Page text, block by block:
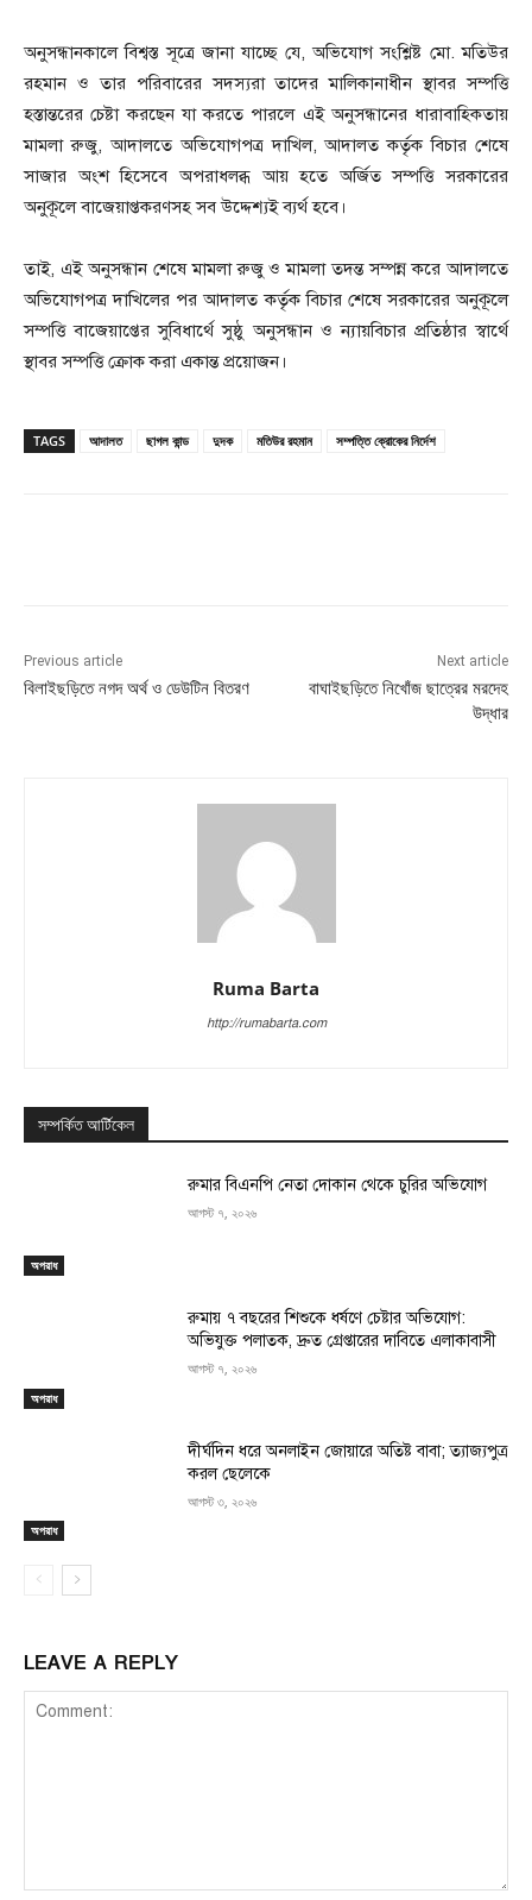
অনুসন্ধানকালে বিশ্বস্ত সূত্রে জানা যাচ্ছে যে, অভিযোগ সংশ্লিষ্ট মো. মতিউর
রহমান ও তার পরিবারের সদস্যরা তাদের মালিকানাধীন স্থাবর সম্পত্তি
হস্তান্তরের চেষ্টা করছেন যা করতে পারলে এই অনুসন্ধানের ধারাবাহিকতায়
মামলা রুজু, আদালতে অভিযোগপত্র দাখিল, আদালত কর্তৃক বিচার শেষে
সাজার অংশ হিসেবে অপরাধলব্ধ আয় হতে অর্জিত সম্পত্তি সরকারের
অনুকূলে বাজেয়াপ্তকরণসহ সব উদ্দেশ্যই ব্যর্থ হবে।
তাই, এই অনুসন্ধান শেষে মামলা রুজু ও মামলা তদন্ত সম্পন্ন করে আদালতে
অভিযোগপত্র দাখিলের পর আদালত কর্তৃক বিচার শেষে সরকারের অনুকূলে
সম্পত্তি বাজেয়াপ্তের সুবিধার্থে সুষ্ঠু অনুসন্ধান ও ন্যায়বিচার প্রতিষ্ঠার স্বার্থে
স্থাবর সম্পত্তি ক্রোক করা একান্ত প্রয়োজন।
TAGS আদালত ছাগল কান্ড দুদক মতিউর রহমান সম্পত্তি ক্রোকের নির্দেশ
Previous article
বিলাইছড়িতে নগদ অর্থ ও ডেউটিন বিতরণ
Next article
বাঘাইছড়িতে নিখোঁজ ছাত্রের মরদেহ
উদ্ধার
Ruma Barta
http://rumabarta.com
সম্পর্কিত আর্টিকেল
অপরাধ
রুমার বিএনপি নেতা দোকান থেকে চুরির অভিযোগ
আগস্ট ৭, ২০২৬
অপরাধ
রুমায় ৭ বছরের শিশুকে ধর্ষণে চেষ্টার অভিযোগ:
অভিযুক্ত পলাতক, দ্রুত গ্রেপ্তারের দাবিতে এলাকাবাসী
আগস্ট ৭, ২০২৬
অপরাধ
দীর্ঘদিন ধরে অনলাইন জোয়ারে অতিষ্ট বাবা; ত্যাজ্যপুত্র
করল ছেলেকে
আগস্ট ৩, ২০২৬
LEAVE A REPLY